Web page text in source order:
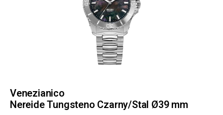
Venezianico
Nereide Tungsteno Czarny/Stal Ø39 mm